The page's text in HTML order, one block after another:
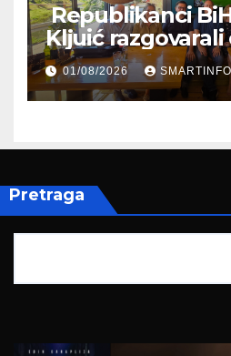
Republikanci
Kljuić razgovarali
evropskom putu
Hercegovine
01/08/2026
Pretraga